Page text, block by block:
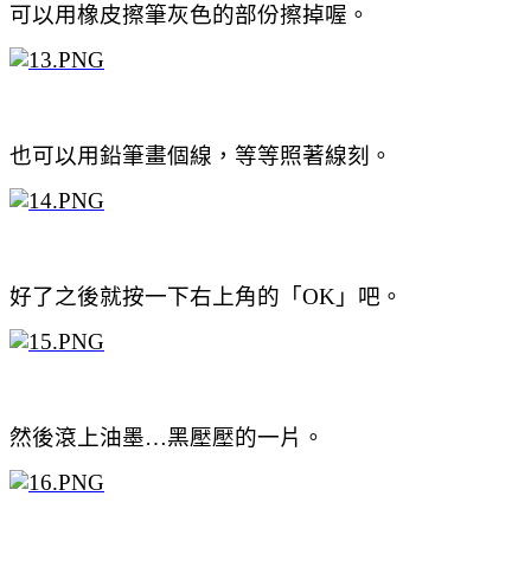
可以用橡皮擦筆灰色的部份擦掉喔。
也可以用鉛筆畫個線，等等照著線刻。
好了之後就按一下右上角的「OK」吧。
然後滾上油墨…黑壓壓的一片。